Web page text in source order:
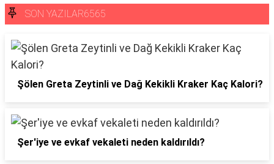
SON YAZILAR6565
Şölen Greta Zeytinli ve Dağ Kekikli Kraker Kaç Kalori?
Şer'iye ve evkaf vekaleti neden kaldırıldı?